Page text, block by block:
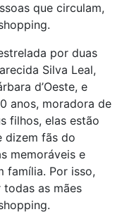
que circulam,
por duas
Silva Leal,
d’Oeste, e
anos, moradora de
filhos, elas estão
dizem fãs do
memoráveis e
família. Por isso,
as mães